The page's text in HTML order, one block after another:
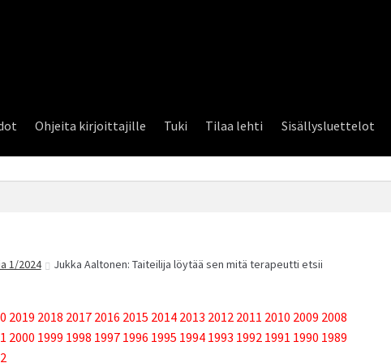
Ohjeita kirjoittajille Tuki Tilaa lehti Sisällysluettelot
1/2024 Jukka Aaltonen: Taiteilija löytää sen mitä terapeutti etsii
2019 2018 2017 2016 2015 2014 2013 2012 2011 2010 2009 2008
2000 1999 1998 1997 1996 1995 1994 1993 1992 1991 1990 1989